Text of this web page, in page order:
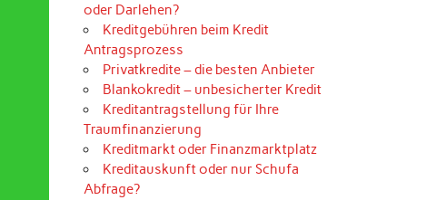
oder Darlehen?
Kreditgebühren beim Kredit
Antragsprozess
Privatkredite – die besten Anbieter
Blankokredit – unbesicherter Kredit
Kreditantragstellung für Ihre
Traumfinanzierung
Kreditmarkt oder Finanzmarktplatz
Kreditauskunft oder nur Schufa
Abfrage?